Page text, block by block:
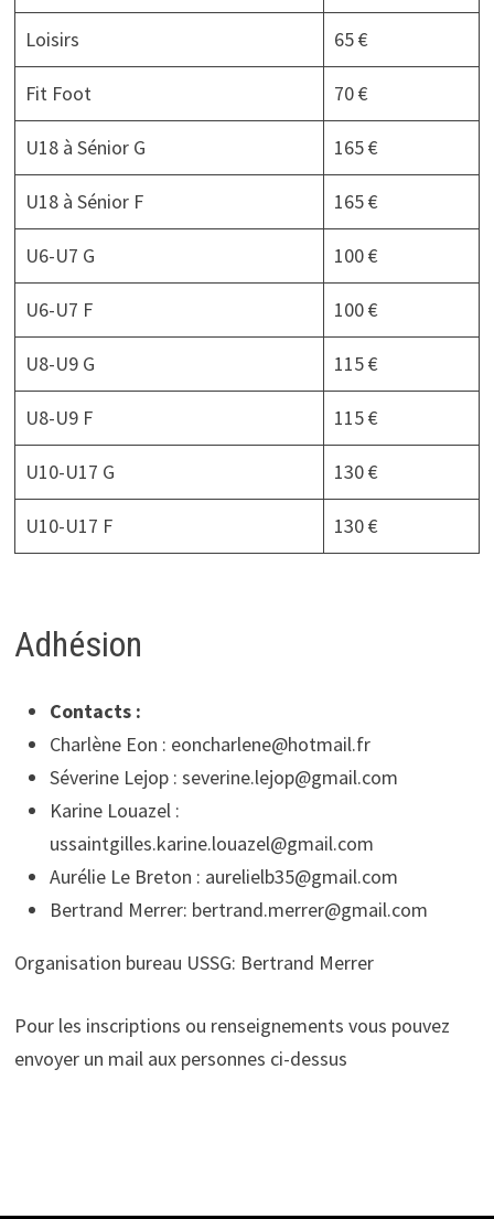
Loisirs 65 €
Fit Foot 70 €
U18 à Sénior G 165 €
U18 à Sénior F 165 €
U6-U7 G 100 €
U6-U7 F 100 €
U8-U9 G 115 €
U8-U9 F 115 €
U10-U17 G 130 €
U10-U17 F 130 €
Adhésion
Contacts :
Charlène Eon : eoncharlene@hotmail.fr
Séverine Lejop : severine.lejop@gmail.com
Karine Louazel :
ussaintgilles.karine.louazel@gmail.com
Aurélie Le Breton : aurelielb35@gmail.com
Bertrand Merrer: bertrand.merrer@gmail.com
Organisation bureau USSG: Bertrand Merrer
Pour les inscriptions ou renseignements vous pouvez
envoyer un mail aux personnes ci-dessus